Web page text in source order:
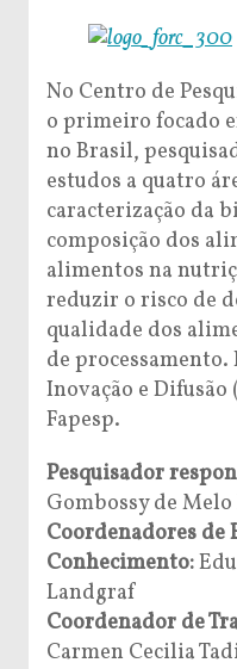
No Centro de
o primeiro focado
no Brasil,
estudos a quatro
caracterização da
composição dos
alimentos na
reduzir o risco de
qualidade dos
de processamento.
Inovação e Difusão (
Fapesp.
Pesquisador
Gombossy de Melo
Coordenadores de
Conhecimento:
Landgraf
Coordenador de
Carmen Cecilia